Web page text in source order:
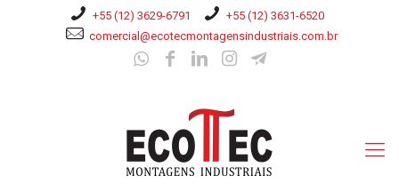
+55 (12) 3629-6791
+55 (12) 3631-6520
comercial@ecotecmontagensindustriais.com.br